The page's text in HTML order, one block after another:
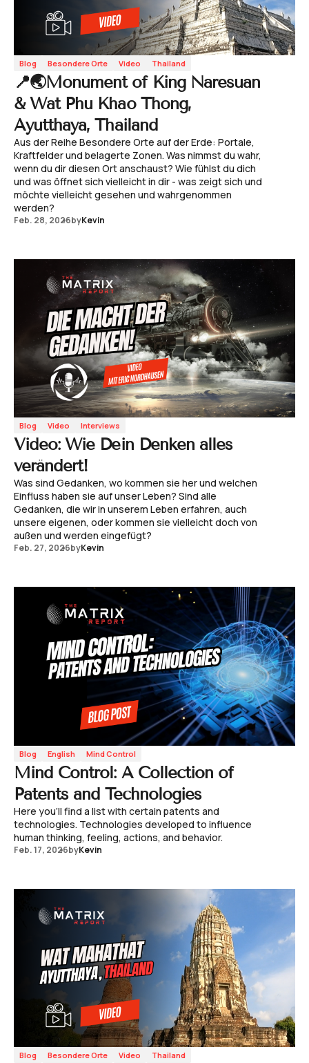
Blog Besondere Orte Video Thailand
📍🌏Monument of King Naresuan
& Wat Phu Khao Thong,
Ayutthaya, Thailand
Aus der Reihe Besondere Orte auf der Erde: Portale,
Kraftfelder und belagerte Zonen. Was nimmst du wahr,
wenn du dir diesen Ort anschaust? Wie fühlst du dich
und was öffnet sich vielleicht in dir - was zeigt sich und
möchte vielleicht gesehen und wahrgenommen
werden?
Feb. 28, 2026byKevin
Blog Video Interviews
Video: Wie Dein Denken alles
verändert!
Was sind Gedanken, wo kommen sie her und welchen
Einfluss haben sie auf unser Leben? Sind alle
Gedanken, die wir in unserem Leben erfahren, auch
unsere eigenen, oder kommen sie vielleicht doch von
außen und werden eingefügt?
Feb. 27, 2026byKevin
Blog English Mind Control
Mind Control: A Collection of
Patents and Technologies
Here you'll find a list with certain patents and
technologies. Technologies developed to influence
human thinking, feeling, actions, and behavior.
Feb. 17, 2026byKevin
Blog Besondere Orte Video Thailand